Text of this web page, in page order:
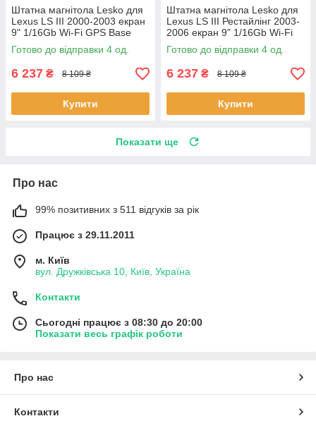
Штатна магнітола Lesko для
Lexus LS III 2000-2003 екран
9" 1/16Gb Wi-Fi GPS Base
Лексус 4 шт.
Готово до відправки 4 од.
6 237 ₴ 8 109 ₴
Купити
Штатна магнітола Lesko для
Lexus LS III Рестайлінг 2003-
2006 екран 9" 1/16Gb Wi-Fi
GPS Base 4 шт.
Готово до відправки 4 од.
6 237 ₴ 8 109 ₴
Купити
Показати ще
Про нас
99% позитивних з 511 відгуків за рік
Працює з 29.11.2011
м. Київ
вул. Дружківська 10, Київ, Україна
Контакти
Сьогодні працює з 08:30 до 20:00
Показати весь графік роботи
Про нас
Контакти